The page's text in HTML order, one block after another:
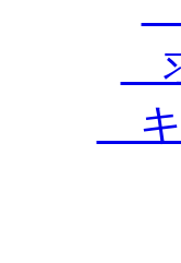
キ